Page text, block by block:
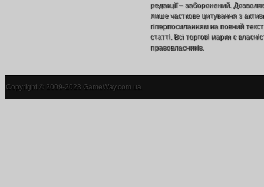
редакції – заборонений.
лише часткове цитування з
гіперпосиланням на повний текст
статті. Всі торгові марки є
правовласників.
Copyright © 2009-2023 GameWay.com.ua